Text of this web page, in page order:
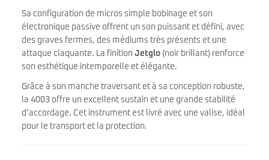
Sa configuration de micros simple bobinage et son
électronique passive offrent un son puissant et défini, avec
des graves fermes, des médiums très présents et une
attaque claquante. La finition Jetglo (noir brillant) renforce
son esthétique intemporelle et élégante.
Grâce à son manche traversant et à sa conception robuste,
la 4003 offre un excellent sustain et une grande stabilité
d’accordage. Cet instrument est livré avec une valise, idéal
pour le transport et la protection.